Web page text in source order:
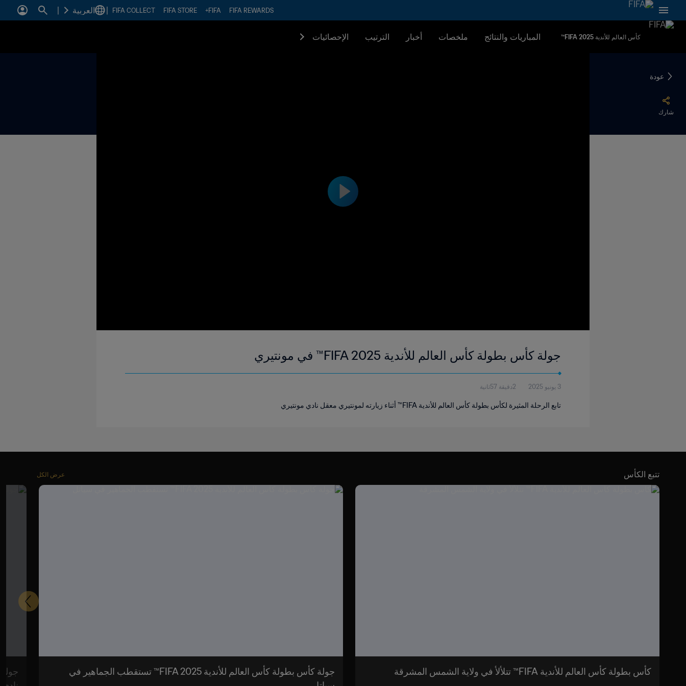
FIFA REWARDS
FIFA+
FIFA STORE
FIFA COLLECT العربية
كأس العالم للأندية FIFA 2025™ المباريات والنتائج ملخصات أخبار الترتيب الإحصائيات
عودة
شارك
جولة كأس بطولة كأس العالم للأندية FIFA 2025™ في مونتيري
3 يونيو 2025 2دقيقة 57ثانية
تابع الرحلة المثيرة لكأس بطولة كأس العالم للأندية FIFA™ أثناء زيارته لمونتيري معقل نادي مونتيري
تتبع الكأس عرض الكل
كأس بطولة كأس العالم للأندية FIFA™ تتلألأ في ولاية الشمس المشرقة
جولة كأس بطولة كأس العالم للأندية FIFA 2025™ تستقطب الجماهير في
التالي